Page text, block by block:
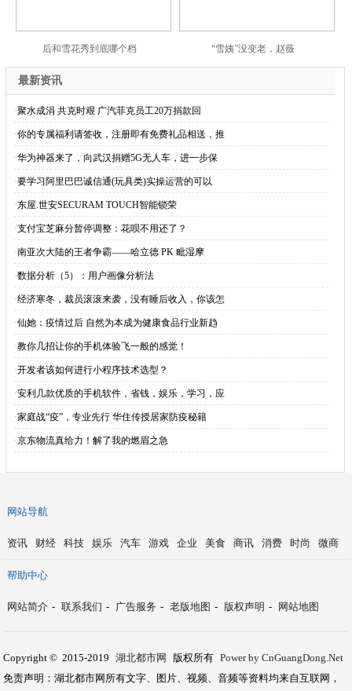
后和雪花秀到底哪个档 “雪姨”没变老，赵薇
最新资讯
·聚水成涓 共克时艰 广汽菲克员工20万捐款回
·你的专属福利请签收，注册即有免费礼品相送，推
·华为神器来了，向武汉捐赠5G无人车，进一步保
·要学习阿里巴巴诚信通(玩具类)实操运营的可以
·东屋.世安SECURAM TOUCH智能锁荣
·支付宝芝麻分暂停调整：花呗不用还了？
·南亚次大陆的王者争霸——哈立德 PK 毗湿摩
·数据分析（5）：用户画像分析法
·经济寒冬，裁员滚滚来袭，没有睡后收入，你该怎
·仙她：疫情过后 自然为本成为健康食品行业新趋
·教你几招让你的手机体验飞一般的感觉！
·开发者该如何进行小程序技术选型？
·安利几款优质的手机软件，省钱，娱乐，学习，应
·家庭战“疫”，专业先行 华住传授居家防疫秘籍
·京东物流真给力！解了我的燃眉之急
网站导航
资讯 财经 科技 娱乐 汽车 游戏 企业 美食 商讯 消费 时尚 微商
帮助中心
网站简介 - 联系我们 - 广告服务 - 老版地图 - 版权声明 - 网站地图
Copyright © 2015-2019 湖北都市网 版权所有 Power by CnGuangDong.Net
免责声明：湖北都市网所有文字、图片、视频、音频等资料均来自互联网，